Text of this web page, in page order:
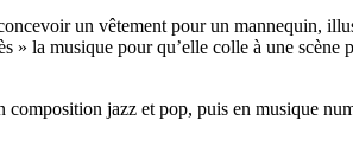
un vêtement pour un mannequin,
la musique pour qu’elle colle à une scène
jazz et pop, puis en musique